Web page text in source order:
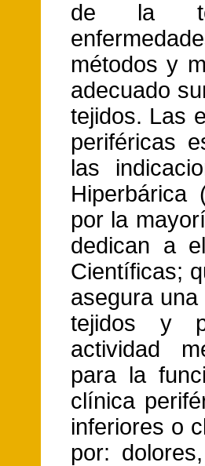
de la
métodos y
adecuado
tejidos. Las
periféricas
las
Hiperbárica
por la
dedican a
Científicas;
asegura
tejidos y
actividad
para la
clínica
inferiores o
por: